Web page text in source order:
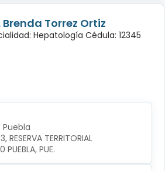
Brenda Torrez Ortiz
Hepatología Cédula: 12345
RESERVA TERRITORIAL
PUE.